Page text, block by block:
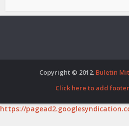
Copyright © 2012. Buletin
Click here to add
https://